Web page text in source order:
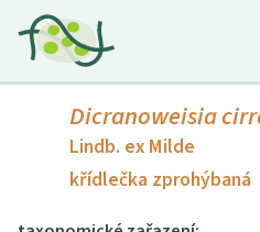
Dicranoweisia
Lindb. ex Milde
křídlečka zprohýbaná